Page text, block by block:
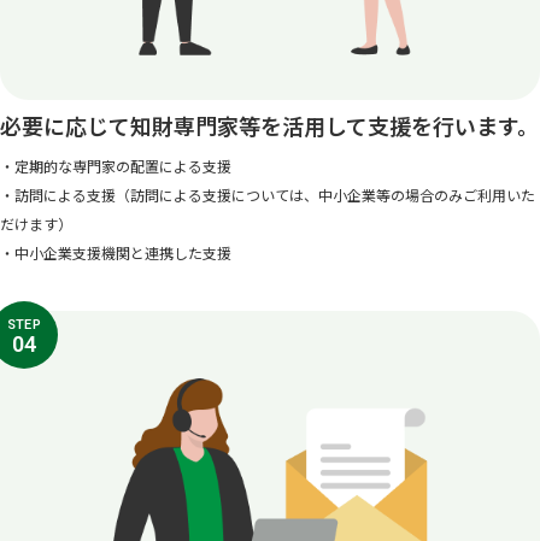
必要に応じて知財専門家等を活用して支援を行います。
・定期的な専門家の配置による支援
・訪問による支援（訪問による支援については、中小企業等の場合のみご利用いた
だけます）
・中小企業支援機関と連携した支援
STEP
04